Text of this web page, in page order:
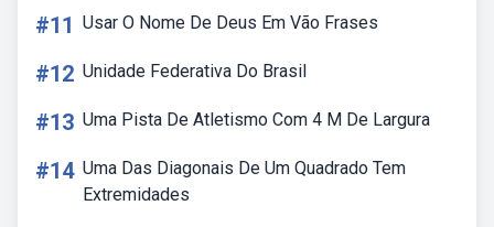
#11 Usar O Nome De Deus Em Vão Frases
#12 Unidade Federativa Do Brasil
#13 Uma Pista De Atletismo Com 4 M De Largura
#14 Uma Das Diagonais De Um Quadrado Tem
Extremidades